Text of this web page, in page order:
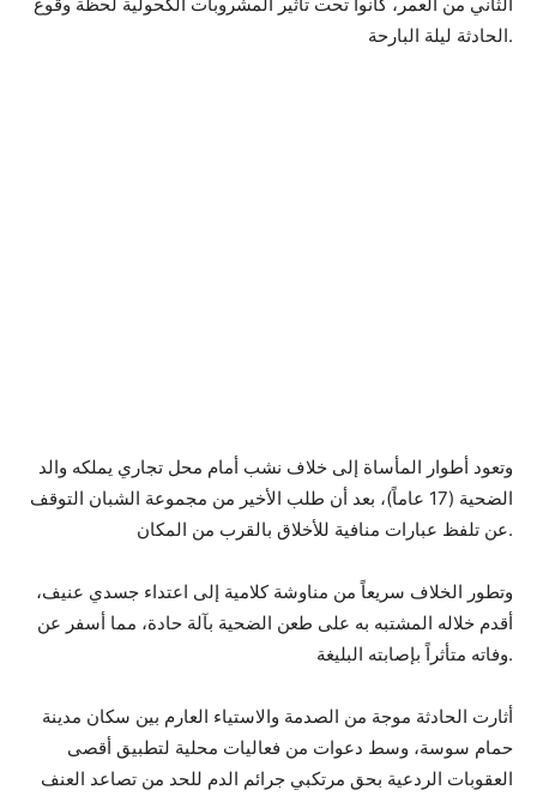
الحادثة ليلة البارحة.
وتعود أطوار المأساة إلى خلاف نشب أمام محل تجاري يملكه والد
الضحية (17 عاماً)، بعد أن طلب الأخير من مجموعة الشبان التوقف
عن تلفظ عبارات منافية للأخلاق بالقرب من المكان.
وتطور الخلاف سريعاً من مناوشة كلامية إلى اعتداء جسدي عنيف،
أقدم خلاله المشتبه به على طعن الضحية بآلة حادة، مما أسفر عن
وفاته متأثراً بإصابته البليغة.
أثارت الحادثة موجة من الصدمة والاستياء العارم بين سكان مدينة
حمام سوسة، وسط دعوات من فعاليات محلية لتطبيق أقصى
العقوبات الردعية بحق مرتكبي جرائم الدم للحد من تصاعد العنف